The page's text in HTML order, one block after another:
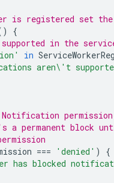
is registered set
{
in the
in
aren\'t
permanent block
=== 'denied' )
{
has blocked